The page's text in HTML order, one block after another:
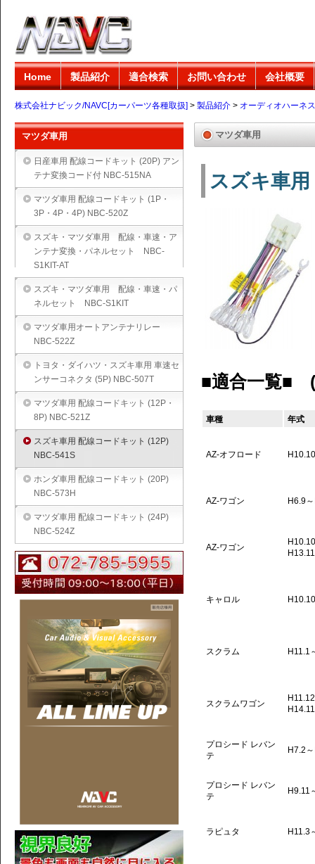
Home 製品紹介 適合検索 お問い合わせ 会社概要
株式会社ナビック/NAVC[カーパーツ各種取扱] > 製品紹介 > オーディオハーネス
マツダ車用
スズキ車
■適合一覧■
車種 年式
AZ-オフロード
AZ-ワゴン H6.9
AZ-ワゴン
H13.11
キャロル
スクラム H11.1
スクラムワゴン
H14.11
プロシード レバン
テ
H7.2
プロシード レバン
テ
H9.11
ラピュタ H11.3
マツダ車用
日産車用 配線コードキット (20P) アン
テナ変換コード付 NBC-515NA
マツダ車用 配線コードキット (1P・
3P・4P・4P) NBC-520Z
スズキ・マツダ車用 配線・車速・ア
ンテナ変換・パネルセット NBC-
S1KIT-AT
スズキ・マツダ車用 配線・車速・パ
ネルセット NBC-S1KIT
マツダ車用オートアンテナリレー
NBC-522Z
トヨタ・ダイハツ・スズキ車用 車速セ
ンサーコネクタ (5P) NBC-507T
マツダ車用 配線コードキット (12P・
8P) NBC-521Z
スズキ車用 配線コードキット (12P)
NBC-541S
ホンダ車用 配線コードキット (20P)
NBC-573H
マツダ車用 配線コードキット (24P)
NBC-524Z